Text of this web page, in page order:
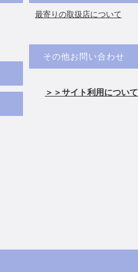
最寄りの取扱店について
その他お問い合わせ
＞＞サイト利用について